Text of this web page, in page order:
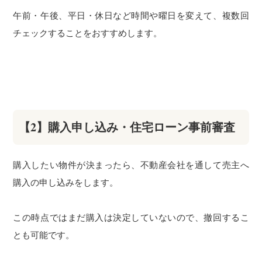
午前・午後、平日・休日など時間や曜日を変えて、複数回
チェックすることをおすすめします。
【2】購入申し込み・住宅ローン事前審査
購入したい物件が決まったら、不動産会社を通して売主へ
購入の申し込みをします。
この時点ではまだ購入は決定していないので、撤回するこ
とも可能です。